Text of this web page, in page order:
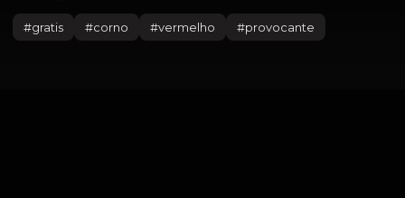
#gratis #corno #vermelho #provocante